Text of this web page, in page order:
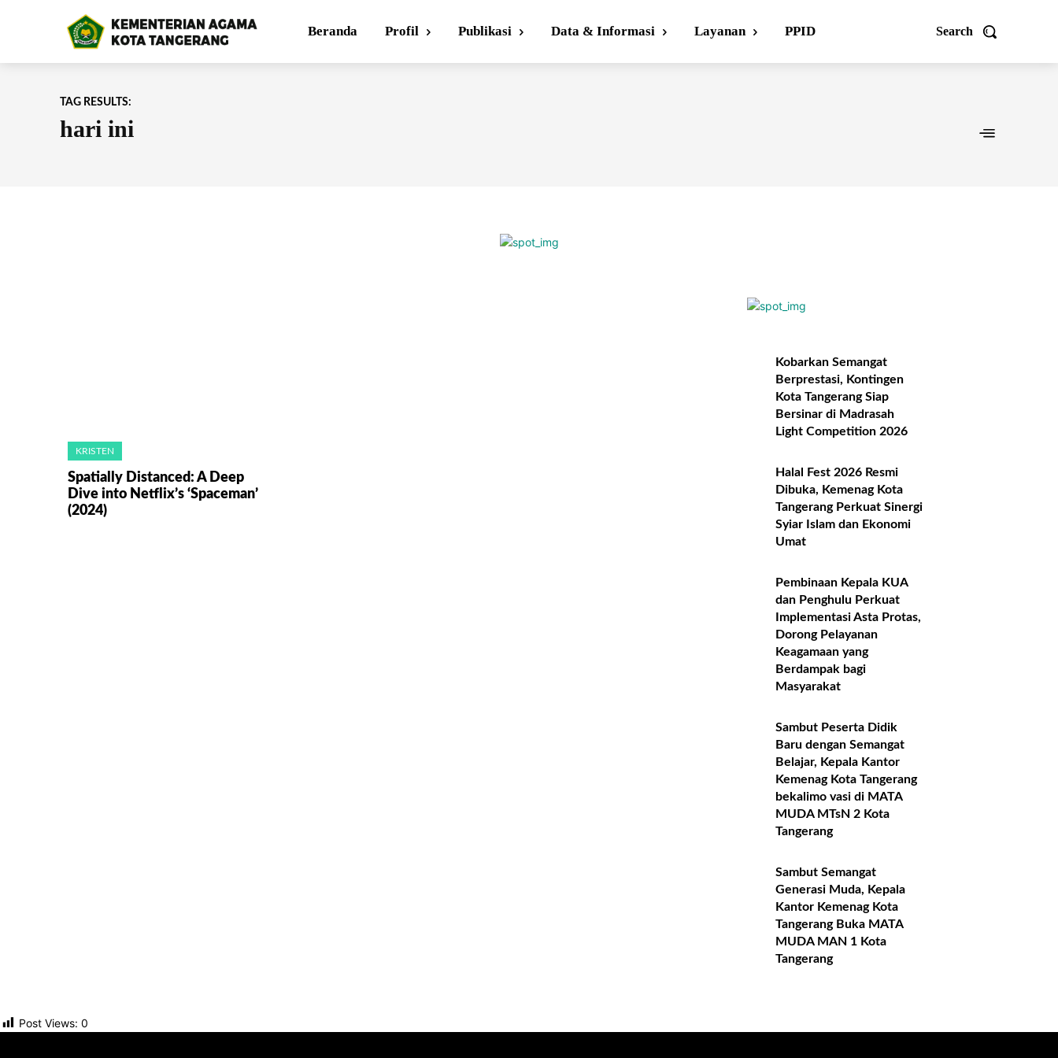
Search
Beranda Profil Publikasi Data & Informasi Layanan PPID
TAG RESULTS:
hari ini
KRISTEN
Spatially Distanced: A Deep
Dive into Netflix’s ‘Spaceman’
(2024)
Kobarkan Semangat
Berprestasi, Kontingen
Kota Tangerang Siap
Bersinar di Madrasah
Light Competition 2026
Halal Fest 2026 Resmi
Dibuka, Kemenag Kota
Tangerang Perkuat Sinergi
Syiar Islam dan Ekonomi
Umat
Pembinaan Kepala KUA
dan Penghulu Perkuat
Implementasi Asta Protas,
Dorong Pelayanan
Keagamaan yang
Berdampak bagi
Masyarakat
Sambut Peserta Didik
Baru dengan Semangat
Belajar, Kepala Kantor
Kemenag Kota Tangerang
bekalimo vasi di MATA
MUDA MTsN 2 Kota
Tangerang
Sambut Semangat
Generasi Muda, Kepala
Kantor Kemenag Kota
Tangerang Buka MATA
MUDA MAN 1 Kota
Tangerang
Post Views: 0